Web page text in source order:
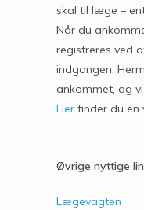
skal til læge –
Når du
registreres ved
indgangen.
ankommet, og
Her finder du en
Øvrige nyttige
Lægevagten